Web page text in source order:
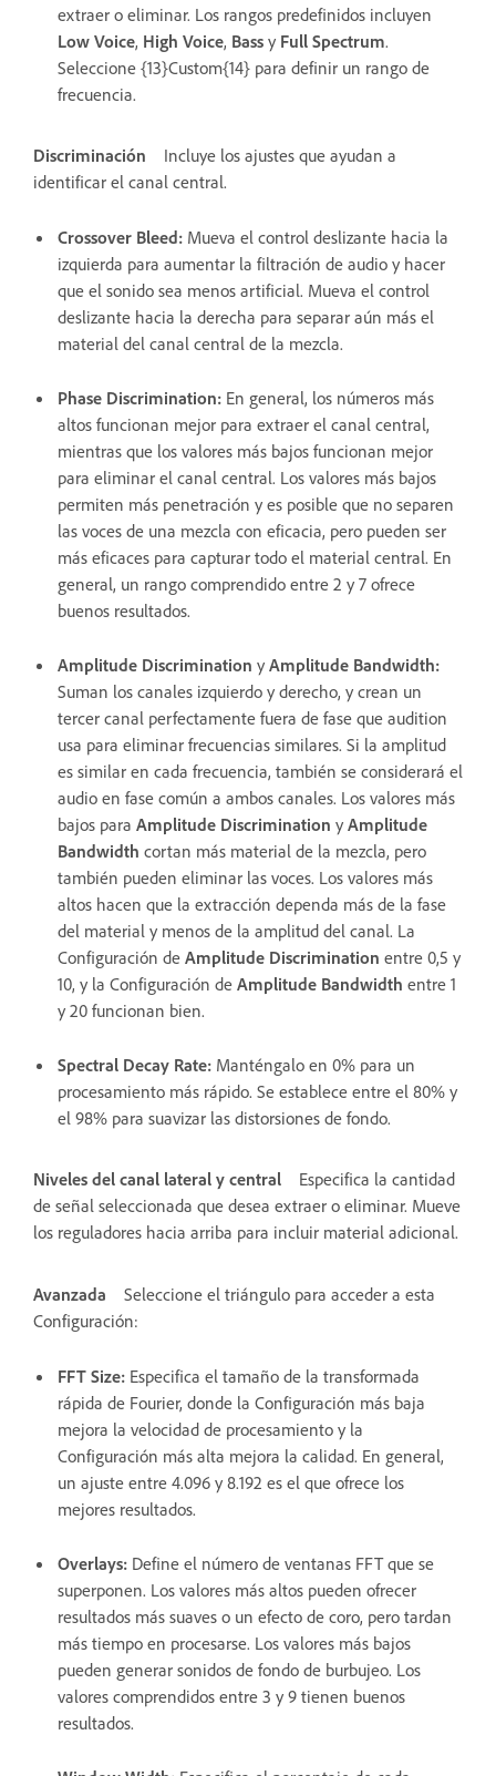
extraer o eliminar. Los rangos predefinidos incluyen
Low Voice, High Voice, Bass y Full Spectrum.
Seleccione {13}Custom{14} para definir un rango de
frecuencia.
Discriminación
Incluye los ajustes que ayudan a
identificar el canal central.
Crossover Bleed: Mueva el control deslizante hacia la
izquierda para aumentar la filtración de audio y hacer
que el sonido sea menos artificial. Mueva el control
deslizante hacia la derecha para separar aún más el
material del canal central de la mezcla.
Phase Discrimination: En general, los números más
altos funcionan mejor para extraer el canal central,
mientras que los valores más bajos funcionan mejor
para eliminar el canal central. Los valores más bajos
permiten más penetración y es posible que no separen
las voces de una mezcla con eficacia, pero pueden ser
más eficaces para capturar todo el material central. En
general, un rango comprendido entre 2 y 7 ofrece
buenos resultados.
Amplitude Discrimination y Amplitude Bandwidth:
Suman los canales izquierdo y derecho, y crean un
tercer canal perfectamente fuera de fase que audition
usa para eliminar frecuencias similares. Si la amplitud
es similar en cada frecuencia, también se considerará el
audio en fase común a ambos canales. Los valores más
bajos para Amplitude Discrimination y Amplitude
Bandwidth cortan más material de la mezcla, pero
también pueden eliminar las voces. Los valores más
altos hacen que la extracción dependa más de la fase
del material y menos de la amplitud del canal. La
Configuración de Amplitude Discrimination entre 0,5 y
10, y la Configuración de Amplitude Bandwidth entre 1
y 20 funcionan bien.
Spectral Decay Rate: Manténgalo en 0% para un
procesamiento más rápido. Se establece entre el 80% y
el 98% para suavizar las distorsiones de fondo.
Niveles del canal lateral y central
Especifica la cantidad
de señal seleccionada que desea extraer o eliminar. Mueve
los reguladores hacia arriba para incluir material adicional.
Avanzada
Seleccione el triángulo para acceder a esta
Configuración:
FFT Size: Especifica el tamaño de la transformada
rápida de Fourier, donde la Configuración más baja
mejora la velocidad de procesamiento y la
Configuración más alta mejora la calidad. En general,
un ajuste entre 4.096 y 8.192 es el que ofrece los
mejores resultados.
Overlays: Define el número de ventanas FFT que se
superponen. Los valores más altos pueden ofrecer
resultados más suaves o un efecto de coro, pero tardan
más tiempo en procesarse. Los valores más bajos
pueden generar sonidos de fondo de burbujeo. Los
valores comprendidos entre 3 y 9 tienen buenos
resultados.